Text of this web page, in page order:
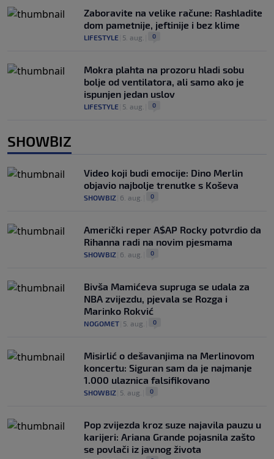
Zaboravite na velike račune: Rashladite
dom pametnije, jeftinije i bez klime
LIFESTYLE 5. aug. 0
Mokra plahta na prozoru hladi sobu
bolje od ventilatora, ali samo ako je
ispunjen jedan uslov
LIFESTYLE 5. aug. 0
SHOWBIZ
Video koji budi emocije: Dino Merlin
objavio najbolje trenutke s Koševa
SHOWBIZ 6. aug. 0
Američki reper A$AP Rocky potvrdio da
Rihanna radi na novim pjesmama
SHOWBIZ 6. aug. 0
Bivša Mamićeva supruga se udala za
NBA zvijezdu, pjevala se Rozga i
Marinko Rokvić
NOGOMET 5. aug. 0
Misirlić o dešavanjima na Merlinovom
koncertu: Siguran sam da je najmanje
1.000 ulaznica falsifikovano
SHOWBIZ 5. aug. 0
Pop zvijezda kroz suze najavila pauzu u
karijeri: Ariana Grande pojasnila zašto
se povlači iz javnog života